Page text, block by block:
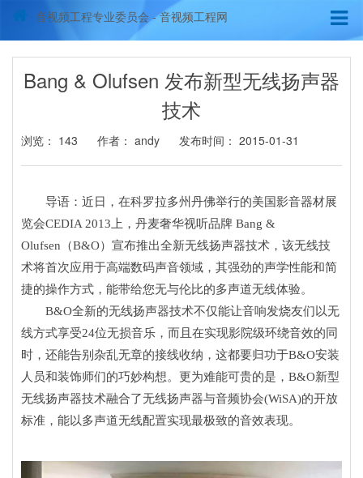
音视频工程专业委员会 - 音视频工程网
Bang & Olufsen 发布新型无线扬声器
技术
浏览： 143 作者： andy 发布时间： 2015-01-31
导语：近日，在科罗拉多州丹佛举行的美国影音器材展
览会CEDIA 2013上，丹麦奢华视听品牌 Bang &
Olufsen（B&O）宣布推出全新无线扬声器技术，该无线技
术将首次应用于高端数码声音领域，其强劲的声学性能和简
捷的操作方式，能带给您无与伦比的多声道无线体验。
B&O全新的无线扬声器技术不仅能让音响发烧友们以无
线方式享受24位无损音乐，而且在实现影院级环绕音效的同
时，还能告别杂乱无章的接线收纳，这都要归功于B&O安装
人员和装饰师们的巧妙构想。更为难能可贵的是，B&O新型
无线扬声器技术融合了无线扬声器与音频协会(WiSA)的开放
标准，能以多声道无线配置实现最极致的音效表现。